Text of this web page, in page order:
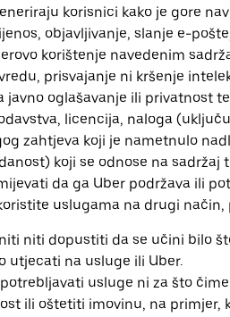
korisnici kako je gore
objavljivanje, slanje e-
korištenje navedenim
prisvajanje ni kršenje
javno oglašavanje ili privatnost
licencija, naloga
zahtjeva koji je nametnulo
koji se odnose na
da ga Uber podržava ili
uslugama na drugi način,
niti dopustiti da se učini bilo
utjecati na usluge ili Uber.
usluge ni za što
ili oštetiti imovinu, na primjer,